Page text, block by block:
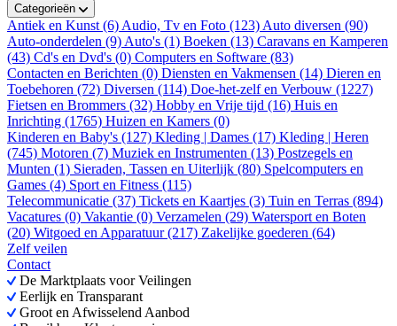
Categorieën
Antiek en Kunst (6) Audio, Tv en Foto (123) Auto diversen (90)
Auto-onderdelen (9) Auto's (1) Boeken (13) Caravans en Kamperen
(43) Cd's en Dvd's (0) Computers en Software (83)
Contacten en Berichten (0) Diensten en Vakmensen (14) Dieren en
Toebehoren (72) Diversen (114) Doe-het-zelf en Verbouw (1227)
Fietsen en Brommers (32) Hobby en Vrije tijd (16) Huis en
Inrichting (1765) Huizen en Kamers (0)
Kinderen en Baby's (127) Kleding | Dames (17) Kleding | Heren
(745) Motoren (7) Muziek en Instrumenten (13) Postzegels en
Munten (1) Sieraden, Tassen en Uiterlijk (80) Spelcomputers en
Games (4) Sport en Fitness (115)
Telecommunicatie (37) Tickets en Kaartjes (3) Tuin en Terras (894)
Vacatures (0) Vakantie (0) Verzamelen (29) Watersport en Boten
(20) Witgoed en Apparatuur (217) Zakelijke goederen (64)
Zelf veilen
Contact
De Marktplaats voor Veilingen
Eerlijk en Transparant
Groot en Afwisselend Aanbod